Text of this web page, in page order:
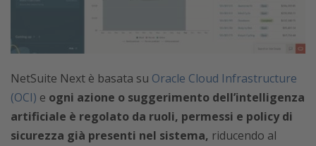
NetSuite Next è basata su Oracle Cloud Infrastructure
(OCI) e ogni azione o suggerimento dell’intelligenza
artificiale è regolato da ruoli, permessi e policy di
sicurezza già presenti nel sistema, riducendo al